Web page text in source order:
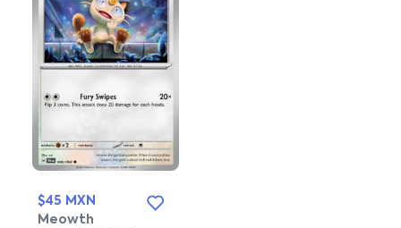
$45 MXN
Meowth